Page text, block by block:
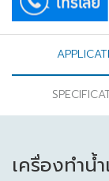
เครื่องทำน้